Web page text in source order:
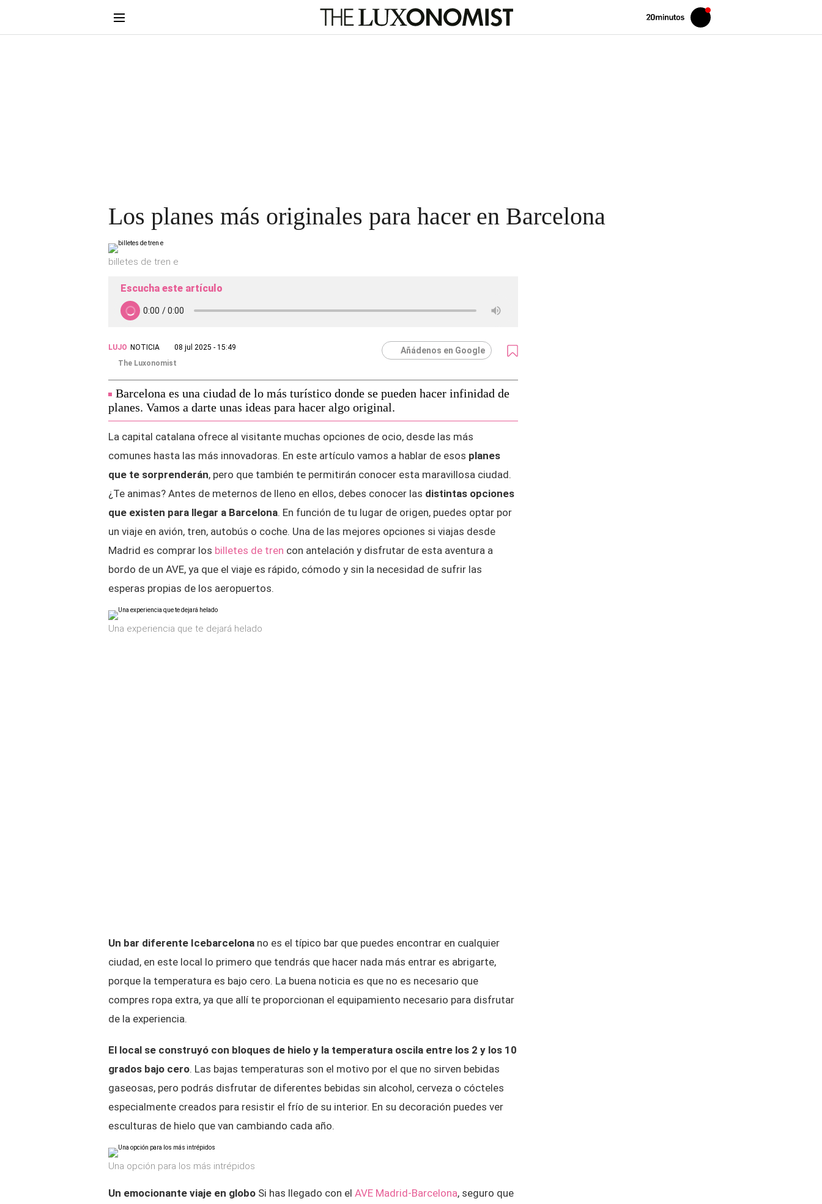
Volver
Iniciar
sesión
Los planes más originales para hacer en Barcelona
billetes de tren e
Escucha este artículo
LUJO NOTICIA
08 jul 2025 - 15:49
The Luxonomist
Añádenos en Google
Barcelona es una ciudad de lo más turístico donde se pueden hacer infinidad de
planes. Vamos a darte unas ideas para hacer algo original.
La capital catalana ofrece al visitante muchas opciones de ocio, desde las más
comunes hasta las más innovadoras. En este artículo vamos a hablar de esos planes
que te sorprenderán, pero que también te permitirán conocer esta maravillosa ciudad.
¿Te animas? Antes de meternos de lleno en ellos, debes conocer las distintas opciones
que existen para llegar a Barcelona. En función de tu lugar de origen, puedes optar por
un viaje en avión, tren, autobús o coche. Una de las mejores opciones si viajas desde
Madrid es comprar los billetes de tren con antelación y disfrutar de esta aventura a
bordo de un AVE, ya que el viaje es rápido, cómodo y sin la necesidad de sufrir las
esperas propias de los aeropuertos.
Una experiencia que te dejará helado
Un bar diferente Icebarcelona no es el típico bar que puedes encontrar en cualquier
ciudad, en este local lo primero que tendrás que hacer nada más entrar es abrigarte,
porque la temperatura es bajo cero. La buena noticia es que no es necesario que
compres ropa extra, ya que allí te proporcionan el equipamiento necesario para disfrutar
de la experiencia.
El local se construyó con bloques de hielo y la temperatura oscila entre los 2 y los 10
grados bajo cero. Las bajas temperaturas son el motivo por el que no sirven bebidas
gaseosas, pero podrás disfrutar de diferentes bebidas sin alcohol, cerveza o cócteles
especialmente creados para resistir el frío de su interior. En su decoración puedes ver
esculturas de hielo que van cambiando cada año.
Una opción para los más intrépidos
Un emocionante viaje en globo Si has llegado con el AVE Madrid-Barcelona, seguro que